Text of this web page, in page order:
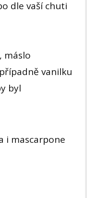
dle vaší chuti
máslo
vanilku
byl
i mascarpone